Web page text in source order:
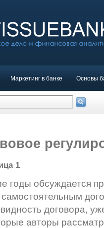
Маркетинг в банке Основы
1
годы обсуждается
самостоятельным
договора,
авторы